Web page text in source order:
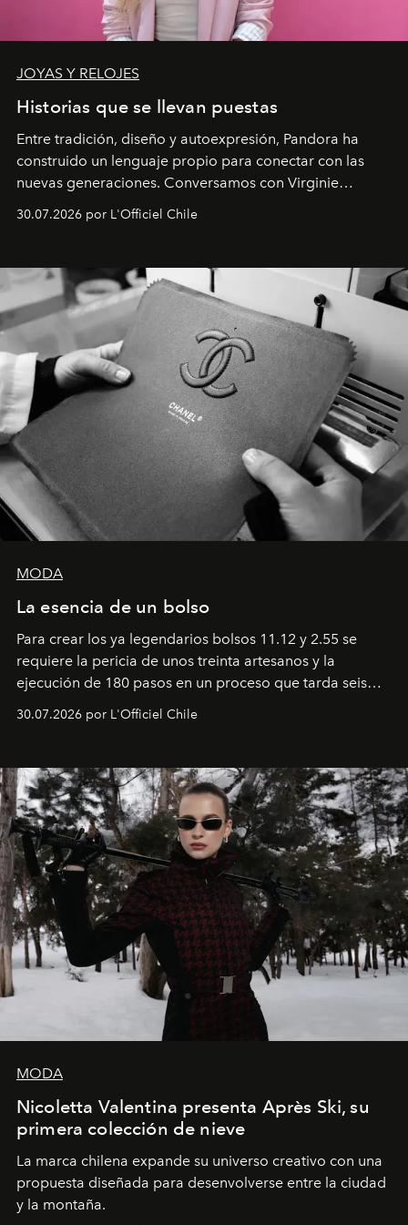
JOYAS Y RELOJES
Historias que se llevan puestas
Entre tradición, diseño y autoexpresión, Pandora ha
construido un lenguaje propio para conectar con las
nuevas generaciones. Conversamos con Virginie
Latinoamérica, sobre identidad, cultura y el valor
30.07.2026 por L'Officiel Chile
MODA
La esencia de un bolso
Para crear los ya legendarios bolsos 11.12 y 2.55 se
requiere la pericia de unos treinta artesanos y la
ejecución de 180 pasos en un proceso que tarda seis
que se enseña solamente en la escuela de formación de
30.07.2026 por L'Officiel Chile
MODA
Nicoletta Valentina presenta Après Ski, su
primera colección de nieve
La marca chilena expande su universo creativo con una
propuesta diseñada para desenvolverse entre la ciudad
y la montaña.